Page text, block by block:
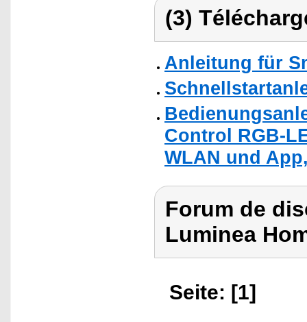
(3)
Anleitung für
Control RGB-
WLAN und
Forum de
Luminea
Seite: [1]